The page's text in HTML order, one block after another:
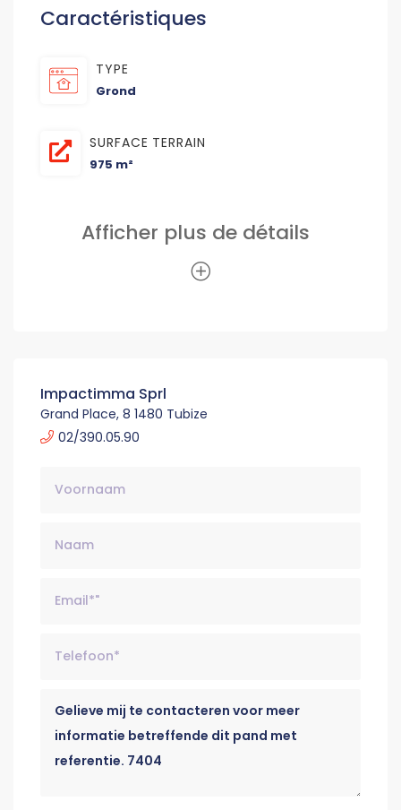
Caractéristiques
TYPE
Grond
SURFACE TERRAIN
975 m²
Impactimma Sprl
Grand Place, 8 1480 Tubize
02/390.05.90